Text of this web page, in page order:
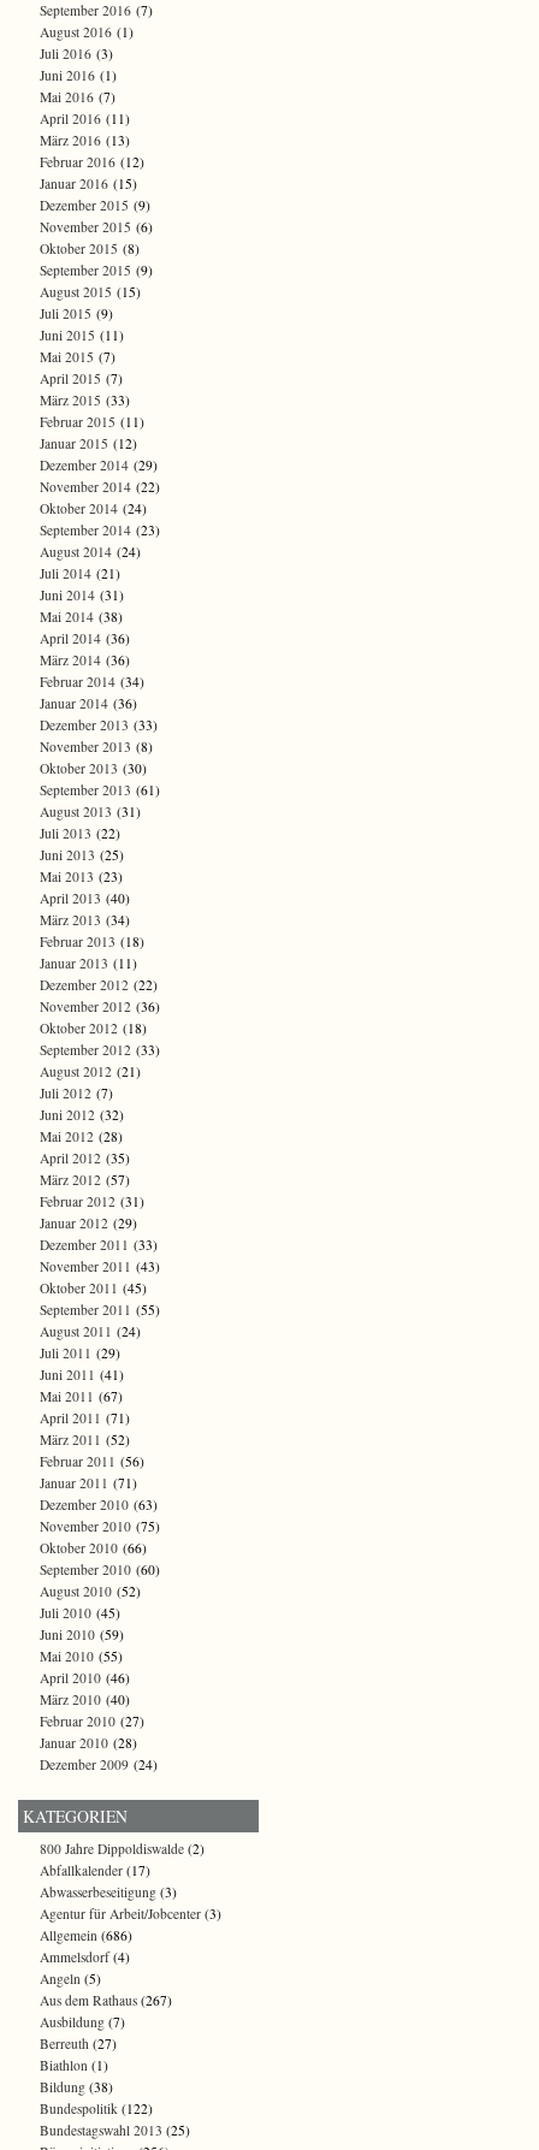
September 2016 (7)
August 2016 (1)
Juli 2016 (3)
Juni 2016 (1)
Mai 2016 (7)
April 2016 (11)
März 2016 (13)
Februar 2016 (12)
Januar 2016 (15)
Dezember 2015 (9)
November 2015 (6)
Oktober 2015 (8)
September 2015 (9)
August 2015 (15)
Juli 2015 (9)
Juni 2015 (11)
Mai 2015 (7)
April 2015 (7)
März 2015 (33)
Februar 2015 (11)
Januar 2015 (12)
Dezember 2014 (29)
November 2014 (22)
Oktober 2014 (24)
September 2014 (23)
August 2014 (24)
Juli 2014 (21)
Juni 2014 (31)
Mai 2014 (38)
April 2014 (36)
März 2014 (36)
Februar 2014 (34)
Januar 2014 (36)
Dezember 2013 (33)
November 2013 (8)
Oktober 2013 (30)
September 2013 (61)
August 2013 (31)
Juli 2013 (22)
Juni 2013 (25)
Mai 2013 (23)
April 2013 (40)
März 2013 (34)
Februar 2013 (18)
Januar 2013 (11)
Dezember 2012 (22)
November 2012 (36)
Oktober 2012 (18)
September 2012 (33)
August 2012 (21)
Juli 2012 (7)
Juni 2012 (32)
Mai 2012 (28)
April 2012 (35)
März 2012 (57)
Februar 2012 (31)
Januar 2012 (29)
Dezember 2011 (33)
November 2011 (43)
Oktober 2011 (45)
September 2011 (55)
August 2011 (24)
Juli 2011 (29)
Juni 2011 (41)
Mai 2011 (67)
April 2011 (71)
März 2011 (52)
Februar 2011 (56)
Januar 2011 (71)
Dezember 2010 (63)
November 2010 (75)
Oktober 2010 (66)
September 2010 (60)
August 2010 (52)
Juli 2010 (45)
Juni 2010 (59)
Mai 2010 (55)
April 2010 (46)
März 2010 (40)
Februar 2010 (27)
Januar 2010 (28)
Dezember 2009 (24)
KATEGORIEN
800 Jahre Dippoldiswalde (2)
Abfallkalender (17)
Abwasserbeseitigung (3)
Agentur für Arbeit/Jobcenter (3)
Allgemein (686)
Ammelsdorf(4)
Angeln (5)
Aus dem Rathaus (267)
Ausbildung (7)
Berreuth (27)
Biathlon (1)
Bildung (38)
Bundespolitik (122)
Bundestagswahl 2013 (25)